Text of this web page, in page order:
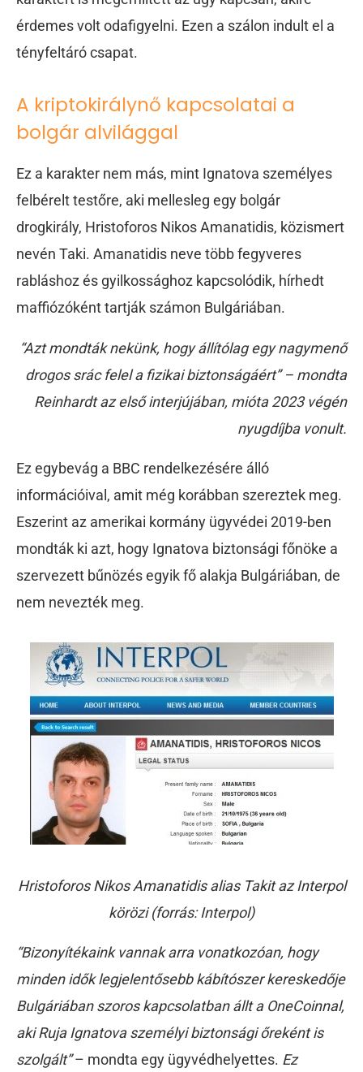
érdemes volt odafigyelni. Ezen a szálon indult el a
tényfeltáró csapat.
A kriptokirálynő kapcsolatai a
bolgár alvilággal
Ez a karakter nem más, mint Ignatova személyes
felbérelt testőre, aki mellesleg egy bolgár
drogkirály, Hristoforos Nikos Amanatidis, közismert
nevén Taki. Amanatidis neve több fegyveres
rabláshoz és gyilkossághoz kapcsolódik, hírhedt
maffiózóként tartják számon Bulgáriában.
“Azt mondták nekünk, hogy állítólag egy nagymenő
drogos srác felel a fizikai biztonságáért” – mondta
Reinhardt az első interjújában, mióta 2023 végén
nyugdíjba vonult.
Ez egybevág a BBC rendelkezésére álló
információival, amit még korábban szereztek meg.
Eszerint az amerikai kormány ügyvédei 2019-ben
mondták ki azt, hogy Ignatova biztonsági főnöke a
szervezett bűnözés egyik fő alakja Bulgáriában, de
nem nevezték meg.
Hristoforos Nikos Amanatidis alias Takit az Interpol
körözi (forrás: Interpol)
“Bizonyítékaink vannak arra vonatkozóan, hogy
minden idők legjelentősebb kábítószer kereskedője
Bulgáriában szoros kapcsolatban állt a OneCoinnal,
aki Ruja Ignatova személyi biztonsági őreként is
szolgált”– mondta egy ügyvédhelyettes. Ez